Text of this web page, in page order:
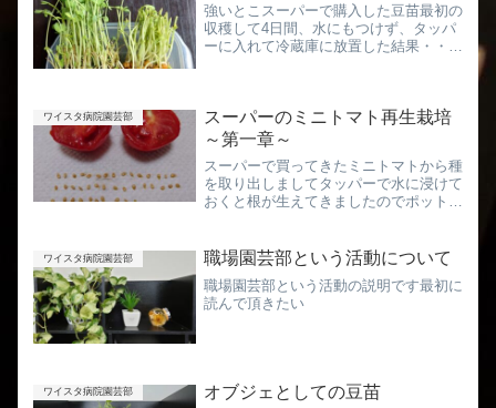
強いとこスーパーで購入した豆苗最初の
収穫して4日間、水にもつけず、タッパ
ーに入れて冷蔵庫に放置した結果・・・
さず切った株は、茶色くな...
ワイスタ病院園芸部
スーパーのミニトマト再生栽培
～第一章～
スーパーで買ってきたミニトマトから種
を取り出しましてタッパーで水に浸けて
おくと根が生えてきましたのでポットに
ワイスタ病院園芸部 職場園芸部という活動について
職場園芸部という活動の説明です最初に
読んで頂きたい
ワイスタ病院園芸部 オブジェとしての豆苗